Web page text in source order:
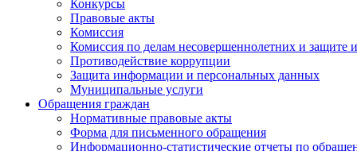
Конкурсы
Правовые акты
Комиссия
Комиссия по делам несовершеннолетних и защите
Противодействие коррупции
Защита информации и персональных данных
Муниципальные услуги
Обращения граждан
Нормативные правовые акты
Форма для письменного обращения
Информационно-статистические отчеты по